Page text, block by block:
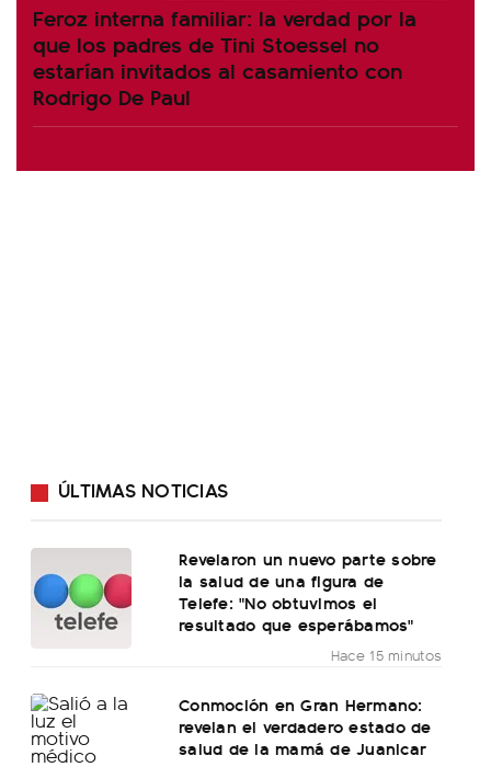
Feroz interna familiar: la verdad por la
que los padres de Tini Stoessel no
estarían invitados al casamiento con
Rodrigo De Paul
ÚLTIMAS NOTICIAS
Revelaron un nuevo parte sobre
la salud de una figura de
Telefe: "No obtuvimos el
resultado que esperábamos"
Hace 15 minutos
Conmoción en Gran Hermano:
revelan el verdadero estado de
salud de la mamá de Juanicar